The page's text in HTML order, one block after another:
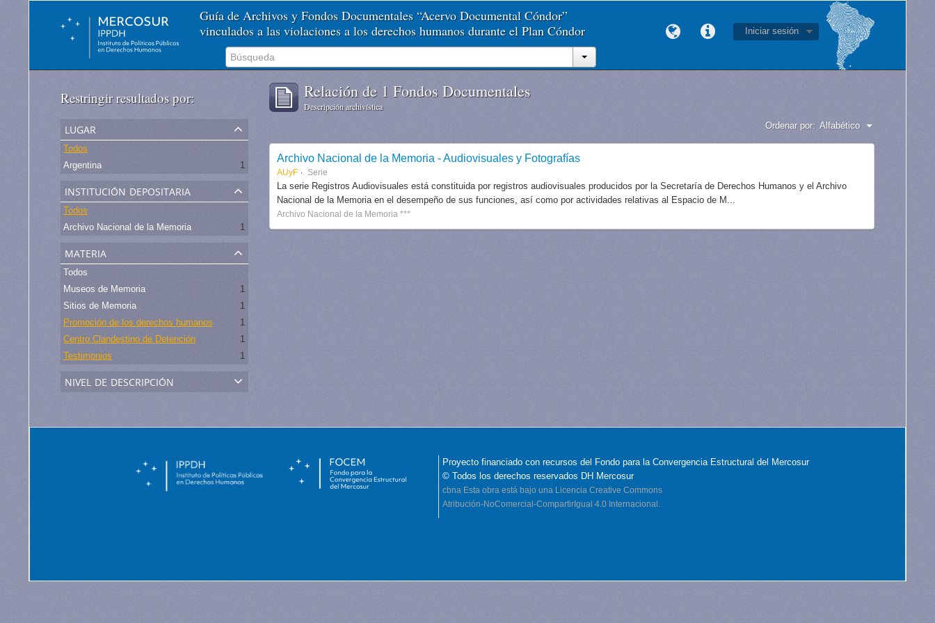
Guía de Archivos y Fondos Documentales “Acervo Documental Cóndor”
vinculados a las violaciones a los derechos humanos durante el Plan Cóndor
Iniciar sesión
Restringir resultados por:
lugar
Todos
Argentina
1
institución depositaria
Todos
Archivo Nacional de la Memoria
1
materia
Todos
Museos de Memoria
1
Sitios de Memoria
1
Promoción de los derechos humanos
1
Centro Clandestino de Detención
1
Testimonios
1
nivel de descripción
Relación de 1 Fondos Documentales
Descripción archivística
Ordenar por: Alfabético
Archivo Nacional de la Memoria - Audiovisuales y Fotografías
AUyF Serie
La serie Registros Audiovisuales está constituida por registros audiovisuales producidos por la Secretaría de Derechos Humanos y el Archivo
Nacional de la Memoria en el desempeño de sus funciones, así como por actividades relativas al Espacio de M...
Archivo Nacional de la Memoria ***
Proyecto financiado con recursos del Fondo para la Convergencia Estructural del Mercosur
© Todos los derechos reservados DH Mercosur
cbna Esta obra está bajo una Licencia Creative Commons
Atribución-NoComercial-CompartirIgual 4.0 Internacional.